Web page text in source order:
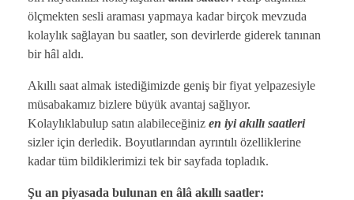
ölçmekten sesli araması yapmaya kadar birçok mevzuda
kolaylık sağlayan bu saatler, son devirlerde giderek tanınan
bir hâl aldı.
Akıllı saat almak istediğimizde geniş bir fiyat yelpazesiyle
müsabakamız bizlere büyük avantaj sağlıyor.
Kolaylıklabulup satın alabileceğiniz en iyi akıllı saatleri
sizler için derledik. Boyutlarından ayrıntılı özelliklerine
kadar tüm bildiklerimizi tek bir sayfada topladık.
Şu an piyasada bulunan en âlâ akıllı saatler: